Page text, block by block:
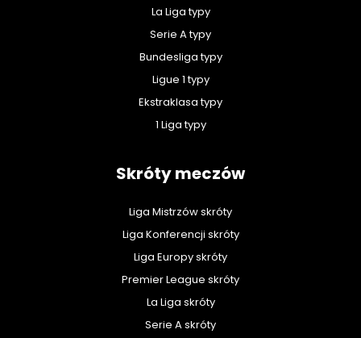
La Liga typy
Serie A typy
Bundesliga typy
Ligue 1 typy
Ekstraklasa typy
1 Liga typy
Skróty meczów
Liga Mistrzów skróty
Liga Konferencji skróty
Liga Europy skróty
Premier League skróty
La Liga skróty
Serie A skróty